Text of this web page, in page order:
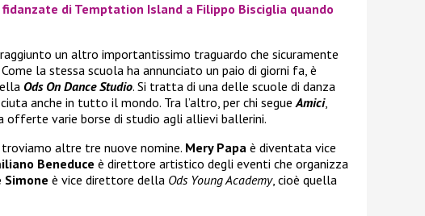
fidanzate di Temptation Island a Filippo Bisciglia quando
un altro importantissimo traguardo che sicuramente
la stessa scuola ha annunciato un paio di giorni fa, è
Ods On Dance Studio. Si tratta di una delle scuole di danza
anche in tutto il mondo. Tra l’altro, per chi segueAmici,
offerte varie borse di studio agli allievi ballerini.
troviamo altre tre nuove nomine. Mery Papa è diventata vice
Beneduce è direttore artistico degli eventi che organizza
Simone è vice direttore della Ods Young Academy, cioè quella